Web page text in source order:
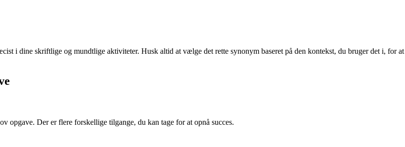
i dine skriftlige og mundtlige aktiviteter. Husk altid at vælge det rette synonym baseret på den kontekst, du bruger det i, for at
opgave. Der er flere forskellige tilgange, du kan tage for at opnå succes.